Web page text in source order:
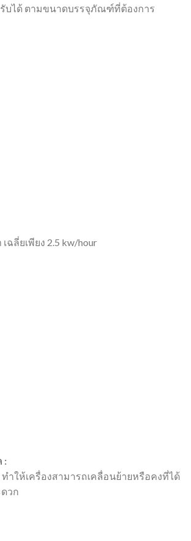
บได้ ตามขนาดบรรจุภัณฑ์ที่ต้องการ
ฉลี่ยเพียง 2.5 kw/hour
:
ทำให้เครื่องสามารถเคลื่อนย้ายหรือคงที่ได้
ดวก